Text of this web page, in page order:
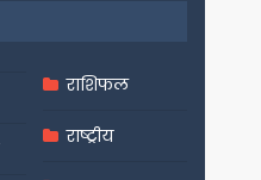
राशिफल
राष्ट्रीय